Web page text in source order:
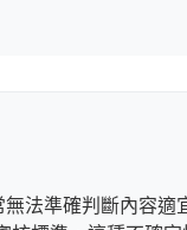
無法準確判斷內容